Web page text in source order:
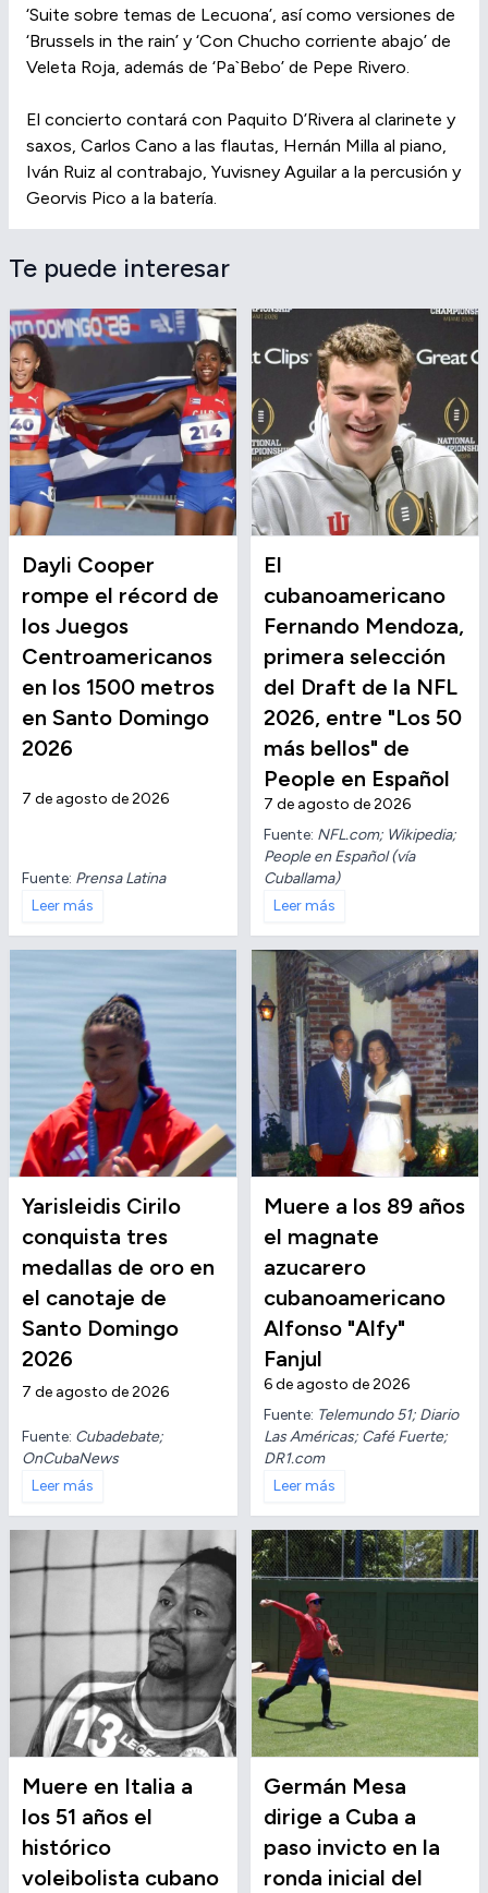
‘Suite sobre temas de Lecuona’, así como versiones de
‘Brussels in the rain’ y ‘Con Chucho corriente abajo’ de
Veleta Roja, además de ‘Pa`Bebo’ de Pepe Rivero.
El concierto contará con Paquito D’Rivera al clarinete y
saxos, Carlos Cano a las flautas, Hernán Milla al piano,
Iván Ruiz al contrabajo, Yuvisney Aguilar a la percusión y
Georvis Pico a la batería.
Te puede interesar
Dayli Cooper
rompe el récord de
los Juegos
Centroamericanos
en los 1500 metros
en Santo Domingo
2026
7 de agosto de 2026
Fuente: Prensa Latina
Leer más
El
cubanoamericano
Fernando Mendoza,
primera selección
del Draft de la NFL
2026, entre "Los 50
más bellos" de
People en Español
7 de agosto de 2026
Fuente: NFL.com; Wikipedia;
People en Español (vía
Cuballama)
Leer más
Yarisleidis Cirilo
conquista tres
medallas de oro en
el canotaje de
Santo Domingo
2026
7 de agosto de 2026
Fuente: Cubadebate;
OnCubaNews
Leer más
Muere a los 89 años
el magnate
azucarero
cubanoamericano
Alfonso "Alfy"
Fanjul
6 de agosto de 2026
Fuente: Telemundo 51; Diario
Las Américas; Café Fuerte;
DR1.com
Leer más
Muere en Italia a
los 51 años el
histórico
voleibolista cubano
Germán Mesa
dirige a Cuba a
paso invicto en la
ronda inicial del